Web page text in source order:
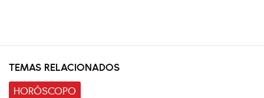
TEMAS RELACIONADOS
HORÓSCOPO